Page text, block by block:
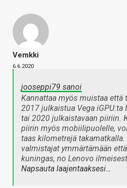
Vemkki
6.6.2020
jooseppi79 sanoi
Kannattaa myös muistaa että
2017 julkaistua Vega iGPU:ta
tai 2020 julkaistavaan piiriin.
piirin myös mobiilipuolelle,
taas kilometrejä
valmistajat ymmärtämään
kuningas, no Lenovo
Napsauta laajentaaksesi…